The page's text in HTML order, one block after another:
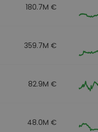
180.7M €
359.7M €
82.9M €
48.0M €